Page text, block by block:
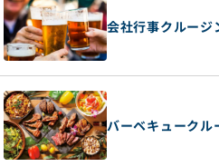
会社行事クルージ
バーベキュークル